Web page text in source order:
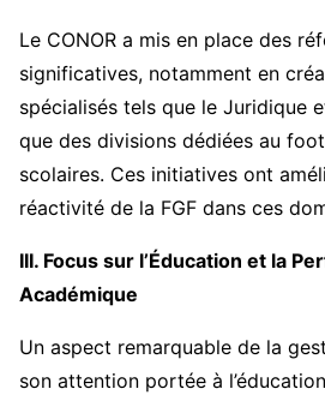
Le CONOR a mis en place des
significatives, notamment en
spécialisés tels que le Juridique
que des divisions dédiées au
scolaires. Ces initiatives ont
réactivité de la FGF dans ces
III. Focus sur l’Éducation et la
Académique
Un aspect remarquable de la
son attention portée à